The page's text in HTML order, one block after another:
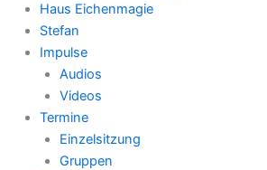
Haus Eichenmagie
Stefan
Impulse
Audios
Videos
Termine
Einzelsitzung
Gruppen